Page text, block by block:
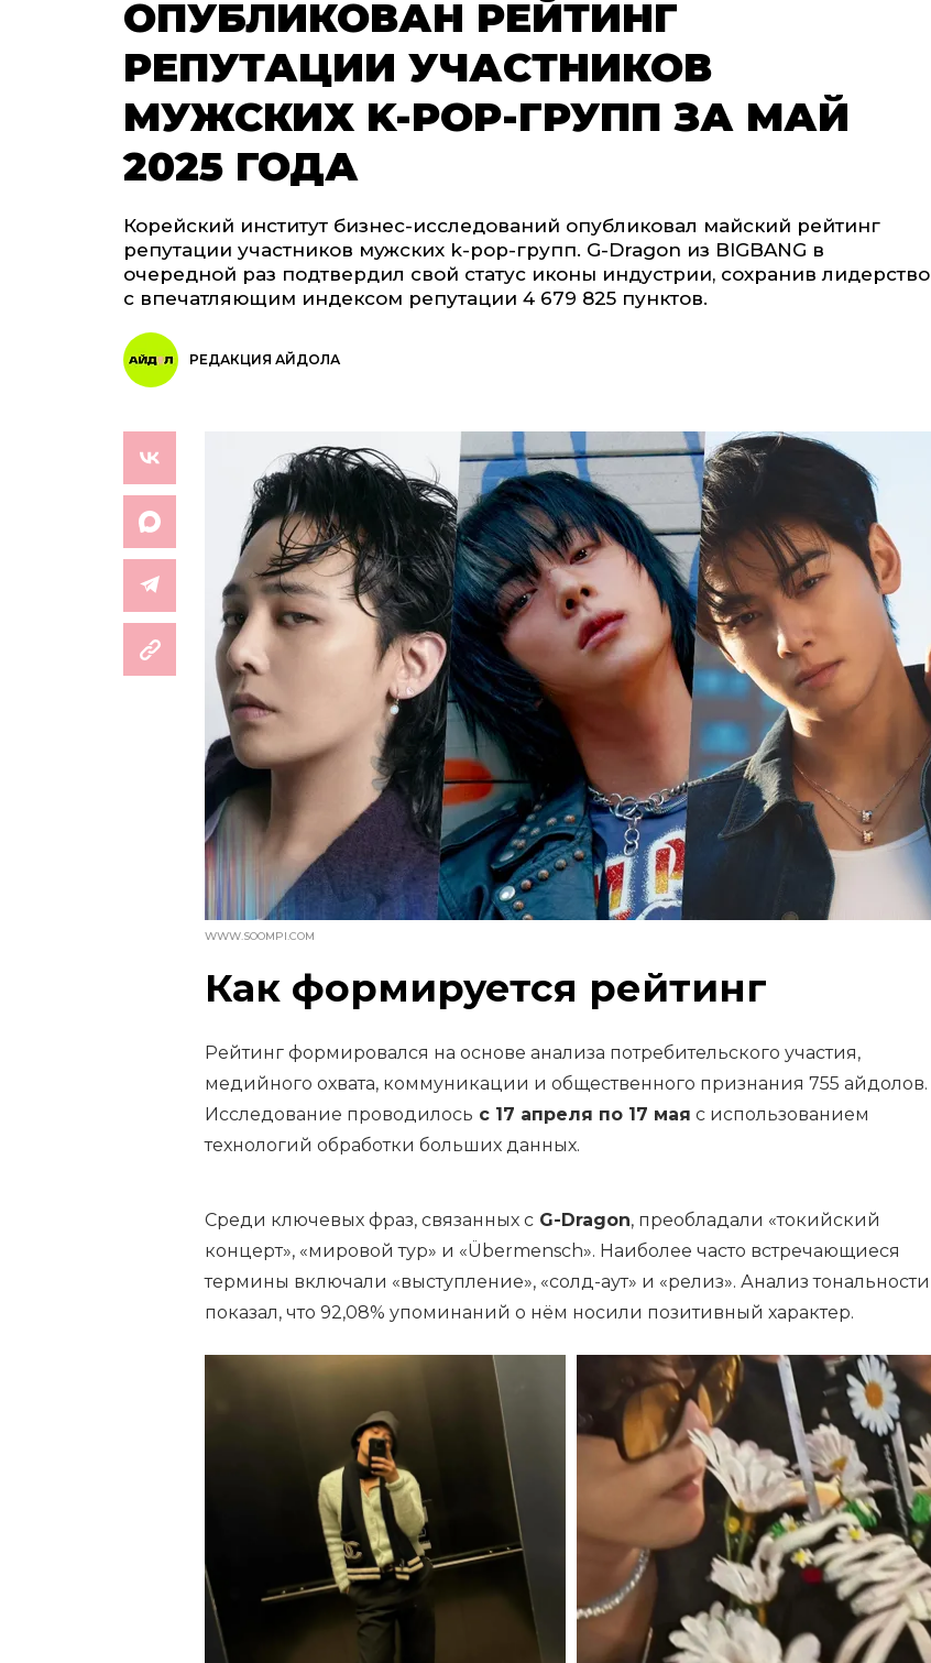
ОПУБЛИКОВАН РЕЙТИНГ
РЕПУТАЦИИ УЧАСТНИКОВ
МУЖСКИХ K-POP-ГРУПП ЗА МАЙ
2025 ГОДА
Корейский институт бизнес-исследований опубликовал майский рейтинг
репутации участников мужских k-pop-групп. G-Dragon из BIGBANG в
очередной раз подтвердил свой статус иконы индустрии, сохранив лидерство
с впечатляющим индексом репутации 4 679 825 пунктов.
РЕДАКЦИЯ АЙДОЛА
WWW.SOOMPI.COM
Как формируется рейтинг
Рейтинг формировался на основе анализа потребительского участия,
медийного охвата, коммуникации и общественного признания 755 айдолов.
Исследование проводилось с 17 апреля по 17 мая с использованием
технологий обработки больших данных.
Среди ключевых фраз, связанных с G-Dragon, преобладали «токийский
концерт», «мировой тур» и «Übermensch». Наиболее часто встречающиеся
термины включали «выступление», «солд-аут» и «релиз». Анализ тональности
показал, что 92,08% упоминаний о нём носили позитивный характер.